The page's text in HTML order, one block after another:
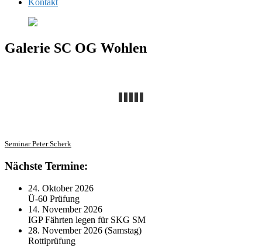
Kontakt
Galerie SC OG Wohlen
Seminar Peter Scherk
Nächste Termine:
24. Oktober 2026
Ü-60 Prüfung
14. November 2026
IGP Fährten legen für SKG SM
28. November 2026 (Samstag)
Rottiprüfung